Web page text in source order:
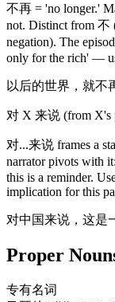
不再 = 'no longer.'
not. Distinct from 不
negation). The
only for the rich' —
以后的世界，就不
对 X 来说 (from X's
对...来说 frames a
narrator pivots with
this is a reminder.
implication for this
对中国来说，这是
Proper
专有名词